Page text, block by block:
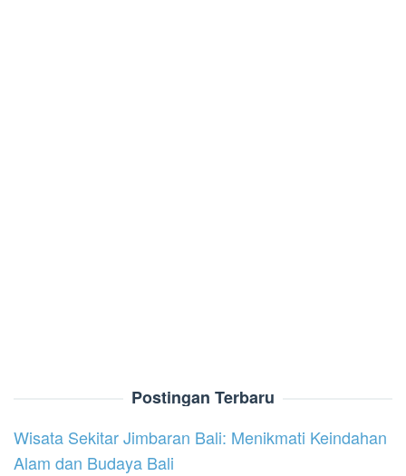
Postingan Terbaru
Wisata Sekitar Jimbaran Bali: Menikmati Keindahan
Alam dan Budaya Bali